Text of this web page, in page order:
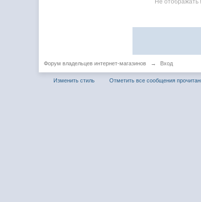
Не отображать
Форум владельцев интернет-магазинов → Вход
Изменить стиль Отметить все сообщения